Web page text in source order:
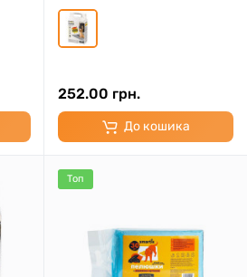
252.00 грн.
До кошика
Топ